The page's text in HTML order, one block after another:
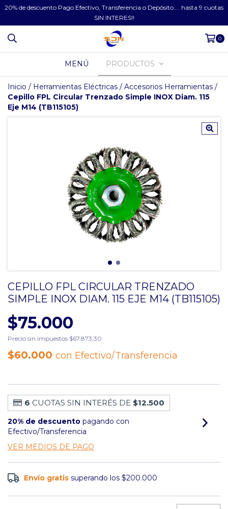
20% de descuento Pago Efectivo, Transferencia o Depósito.... hasta 9 cuotas
SIN INTERES!!
0
MENÚ PRODUCTOS
Inicio / Herramientas Eléctricas / Accesorios Herramientas /
Cepillo FPL Circular Trenzado Simple INOX Diam. 115
Eje M14 (TB115105)
CEPILLO FPL CIRCULAR TRENZADO
SIMPLE INOX DIAM. 115 EJE M14 (TB115105)
$75.000
Precio sin impuestos $67.873,30
$60.000 con Efectivo/Transferencia
6 CUOTAS SIN INTERÉS DE $12.500
20% de descuento pagando con
Efectivo/Transferencia
VER MEDIOS DE PAGO
Envío gratis superando los$200.000